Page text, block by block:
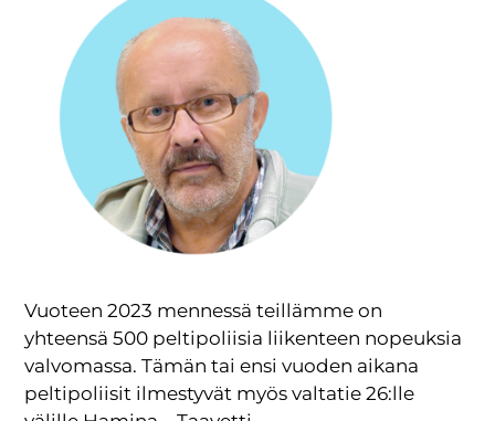
Vuoteen 2023 mennessä teillämme on
yhteensä 500 peltipoliisia liikenteen nopeuksia
valvomassa. Tämän tai ensi vuoden aikana
peltipoliisit ilmestyvät myös valtatie 26:lle